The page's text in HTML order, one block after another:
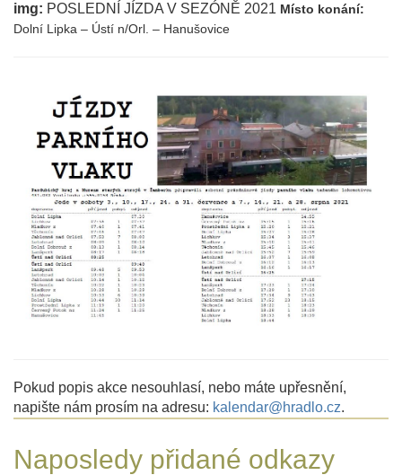
img: POSLEDNÍ JÍZDA V SEZÓNĚ 2021 Místo konání:
Dolní Lipka – Ústí n/Orl. – Hanušovice
Pokud popis akce nesouhlasí, nebo máte upřesnění,
napište nám prosím na adresu: kalendar@hradlo.cz.
Naposledy přidané odkazy